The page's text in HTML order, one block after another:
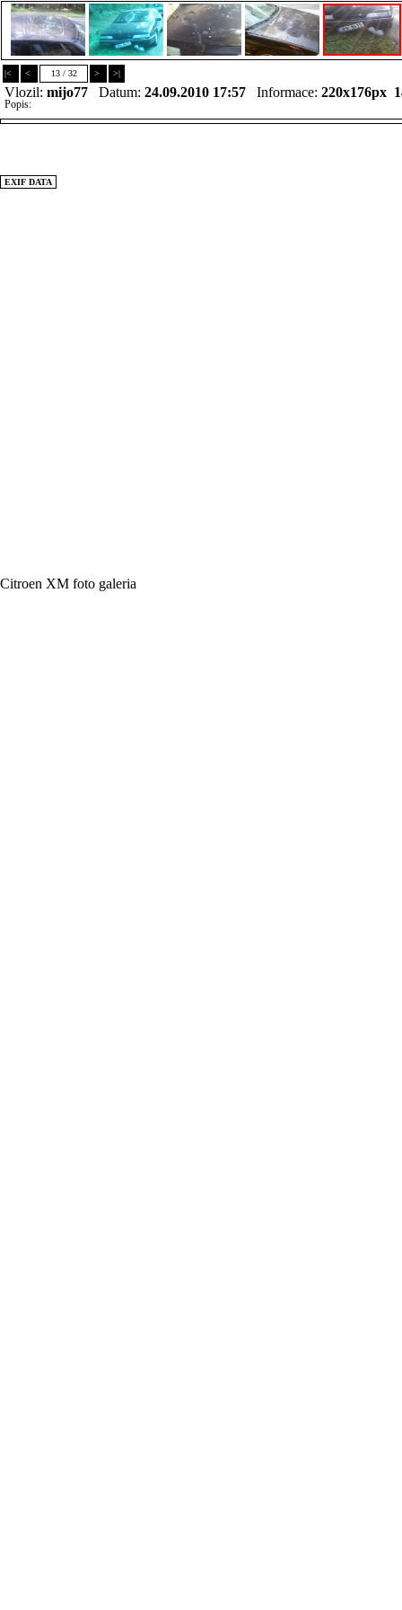
|< < 13 / 32 > >|
Vlozil: mijo77 Datum: 24.09.2010 17:57 Informace: 220x176px
Popis:
EXIF DATA
Citroen XM foto galeria